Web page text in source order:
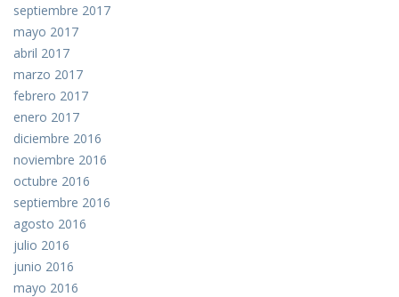
septiembre 2017
mayo 2017
abril 2017
marzo 2017
febrero 2017
enero 2017
diciembre 2016
noviembre 2016
octubre 2016
septiembre 2016
agosto 2016
julio 2016
junio 2016
mayo 2016